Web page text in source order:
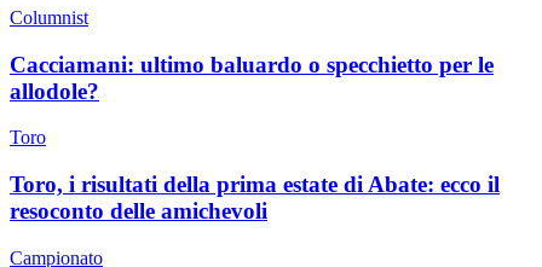
Columnist
Cacciamani: ultimo baluardo o specchietto per le
allodole?
Toro
Toro, i risultati della prima estate di Abate: ecco il
resoconto delle amichevoli
Campionato